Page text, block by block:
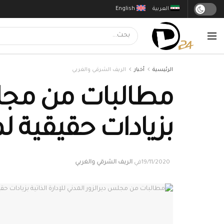
English العربية
الرئيسية أخبار الريف الشرقي والغربي
مطالبات من مجلس
بزيادات
19/11/2020 في الريف الشرقي والغربي